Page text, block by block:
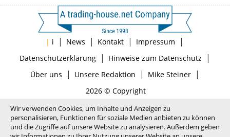
| i | News | Kontakt | Impressum |
Datenschutzerklärung| Hinweise zum Datenschutz |
Über uns | Unsere Redaktion | Mike Steiner|
2026 © Copyright
Wir verwenden Cookies, um Inhalte und Anzeigen zu
personalisieren, Funktionen für soziale Medien anbieten zu können
und die Zugriffe auf unsere Website zu analysieren. Außerdem geben